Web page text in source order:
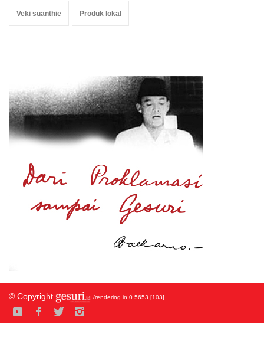
Veki suanthie Produk lokal
© Copyright /rendering in 0.5653 [103]